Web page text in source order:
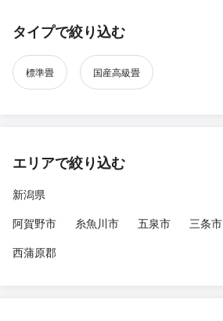
タイプで絞り込む
標準畳 国産高級畳
エリアで絞り込む
新潟県
阿賀野市
糸魚川市 五泉市 三条市
西蒲原郡